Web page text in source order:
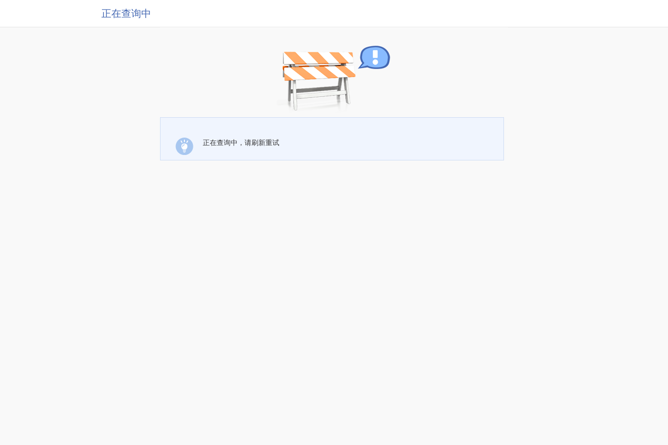
正在查询中
正在查询中，请刷新重试